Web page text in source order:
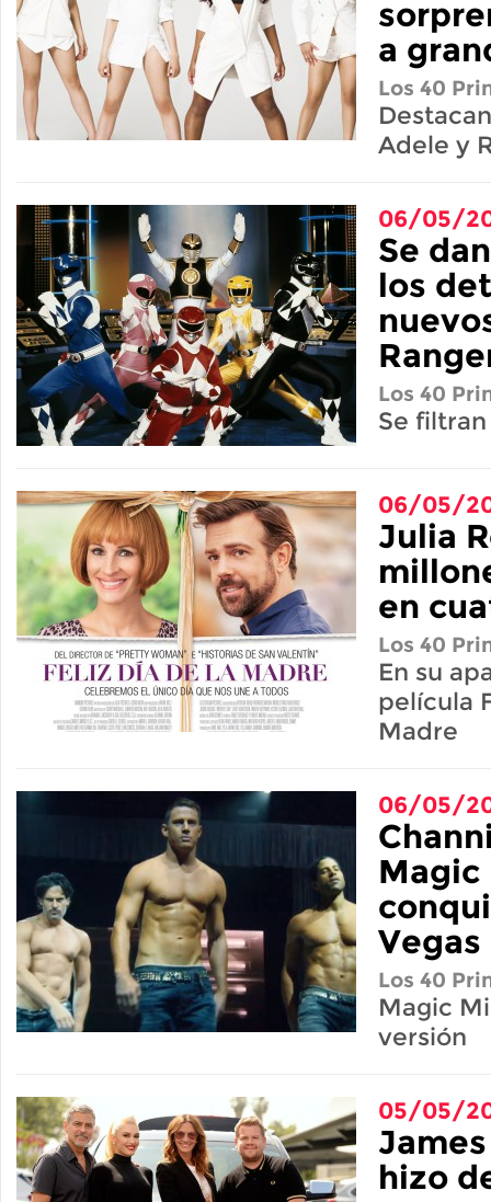
a
Los 40
Adele y
06/05/
Se
los
Los 40
Se
06/05/
Julia
en
Los 40
En su
película
Madre
06/05/
Magic
Vegas
Los 40
Magic
versión
05/05/
hizo